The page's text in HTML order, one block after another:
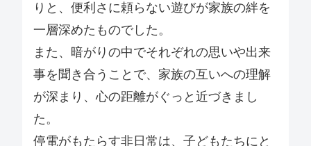
りと、便利さに頼らない遊びが家族の絆を
一層深めたものでした。
また、暗がりの中でそれぞれの思いや出来
事を聞き合うことで、家族の互いへの理解
が深まり、心の距離がぐっと近づきまし
た。
停電がもたらす非日常は、子どもたちにと